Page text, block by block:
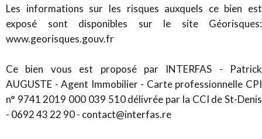
Les informations sur les risques auxquels ce bien est
exposé sont disponibles sur le site Géorisques:
www.georisques.gouv.fr
Ce bien vous est proposé par INTERFAS - Patrick
AUGUSTE - Agent Immobilier - Carte professionnelle CPI
n° 9741 2019 000 039 510 délivrée par la CCI de St-Denis
- 0692 43 22 90 - contact@interfas.re